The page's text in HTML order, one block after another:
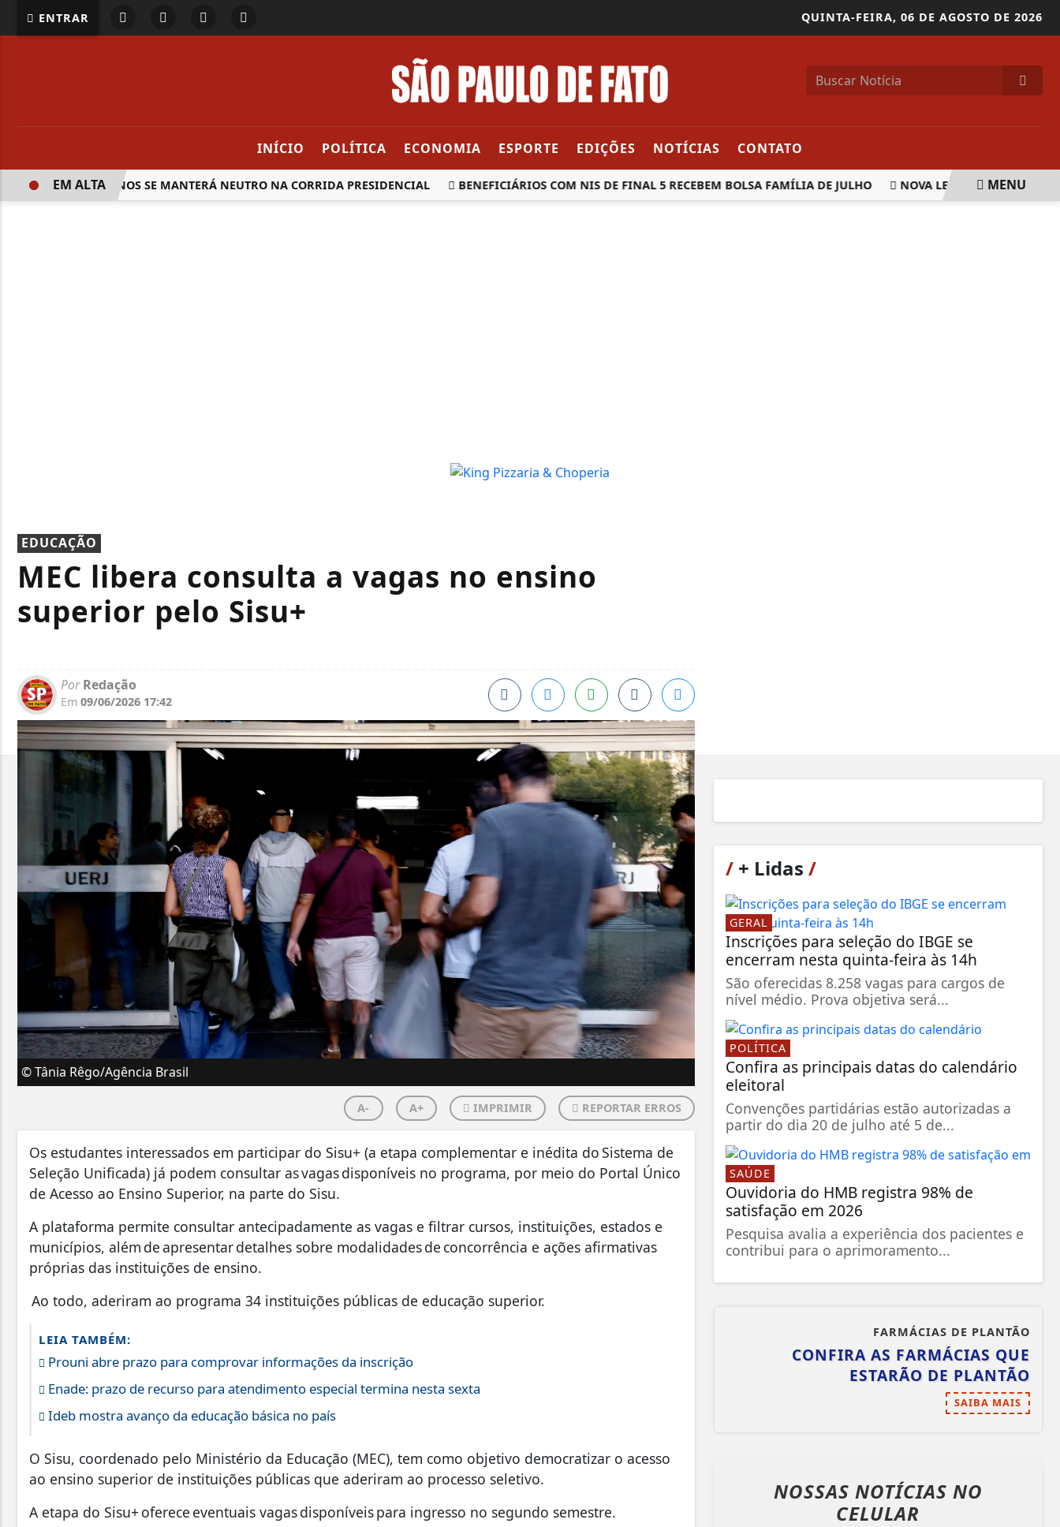
ENTRAR QUINTA-FEIRA, 06 DE AGOSTO DE 2026
INÍCIO POLÍTICA ECONOMIA ESPORTE EDIÇÕES NOTÍCIAS CONTATO
REPUBLICANOS SE MANTERÁ NEUTRO NA CORRIDA PRESIDENCIAL BENEFICIÁRIOS COM NIS DE FINAL 5 RECEBEM BOLSA FAMÍLIA DE JULHO NOVA LEI CRIA FILTROS PARA
EM ALTA MENU
EDUCAÇÃO
MEC libera consulta a vagas no ensino
superior pelo Sisu+
PorRedação
Em 09/06/2026 17:42
© Tânia Rêgo/Agência Brasil
A- A+ IMPRIMIR REPORTAR ERROS
Os estudantes interessados em participar do Sisu+ (a etapa complementar e inédita do Sistema de
Seleção Unificada) já podem consultar as vagas disponíveis no programa, por meio do Portal Único
de Acesso ao Ensino Superior, na parte do Sisu.
A plataforma permite consultar antecipadamente as vagas e filtrar cursos, instituições, estados e
municípios, além de apresentar detalhes sobre modalidades de concorrência e ações afirmativas
próprias das instituições de ensino.
Ao todo, aderiram ao programa 34 instituições públicas de educação superior.
LEIA TAMBÉM:
Prouni abre prazo para comprovar informações da inscrição
Enade: prazo de recurso para atendimento especial termina nesta sexta
Ideb mostra avanço da educação básica no país
O Sisu, coordenado pelo Ministério da Educação (MEC), tem como objetivo democratizar o acesso
ao ensino superior de instituições públicas que aderiram ao processo seletivo.
A etapa do Sisu+ oferece eventuais vagas disponíveis para ingresso no segundo semestre.
/+ Lidas /
GERAL
Inscrições para seleção do IBGE se
encerram nesta quinta-feira às 14h
São oferecidas 8.258 vagas para cargos de
nível médio. Prova objetiva será...
POLÍTICA
Confira as principais datas do calendário
eleitoral
Convenções partidárias estão autorizadas a
partir do dia 20 de julho até 5 de...
SAÚDE
Ouvidoria do HMB registra 98% de
satisfação em 2026
Pesquisa avalia a experiência dos pacientes e
contribui para o aprimoramento...
FARMÁCIAS DE PLANTÃO
CONFIRA AS FARMÁCIAS QUE
ESTARÃO DE PLANTÃO
SAIBA MAIS
NOSSAS NOTÍCIAS NO
CELULAR